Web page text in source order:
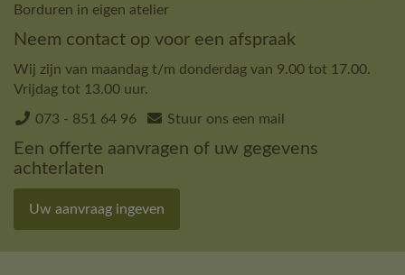
Borduren in eigen atelier
Neem contact op voor een afspraak
Wij zijn van maandag t/m donderdag van 9.00 tot 17.00.
Vrijdag tot 13.00 uur.
073 - 851 64 96 Stuur ons een mail
Een offerte aanvragen of uw gegevens
achterlaten
Uw aanvraag ingeven